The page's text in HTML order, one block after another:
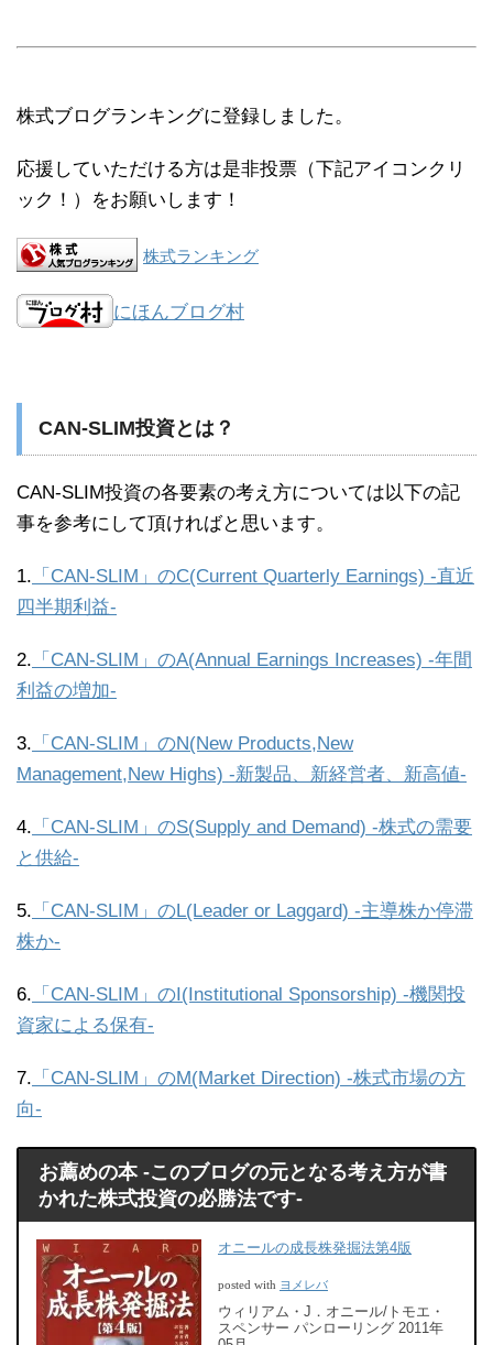
株式ブログランキングに登録しました。
応援していただける方は是非投票（下記アイコンクリ
ック！）をお願いします！
株式ランキング
にほんブログ村
CAN-SLIM投資とは？
CAN-SLIM投資の各要素の考え方については以下の記
事を参考にして頂ければと思います。
1. 「CAN-SLIM」のC(Current Quarterly Earnings) -直近
四半期利益-
2. 「CAN-SLIM」のA(Annual Earnings Increases) -年間
利益の増加-
3. 「CAN-SLIM」のN(New Products,New
Management,New Highs) -新製品、新経営者、新高値-
4. 「CAN-SLIM」のS(Supply and Demand) -株式の需要
と供給-
5. 「CAN-SLIM」のL(Leader or Laggard) -主導株か停滞
株か-
6. 「CAN-SLIM」のI(Institutional Sponsorship) -機関投
資家による保有-
7. 「CAN-SLIM」のM(Market Direction) -株式市場の方
向-
お薦めの本 -このブログの元となる考え方が書
かれた株式投資の必勝法です-
オニールの成長株発掘法第4版
posted with ヨメレバ
ウィリアム・J．オニール/トモエ・
スペンサー パンローリング 2011年